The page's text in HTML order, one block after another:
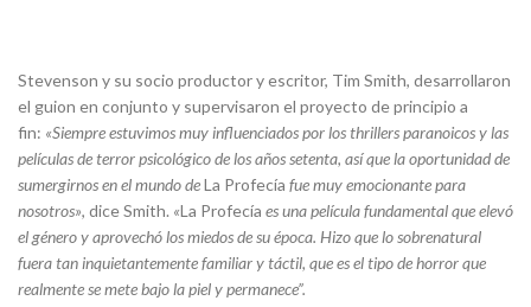
Stevenson y su socio productor y escritor, Tim Smith, desarrollaron
el guion en conjunto y supervisaron el proyecto de principio a
fin: «Siempre estuvimos muy influenciados por los thrillers paranoicos y las
películas de terror psicológico de los años setenta, así que la oportunidad de
sumergirnos en el mundo deLa Profecía fue muy emocionante para
nosotros», dice Smith. «La Profecía es una película fundamental que elevó
el género y aprovechó los miedos de su época. Hizo que lo sobrenatural
fuera tan inquietantemente familiar y táctil, que es el tipo de horror que
realmente se mete bajo la piel y permanece”.